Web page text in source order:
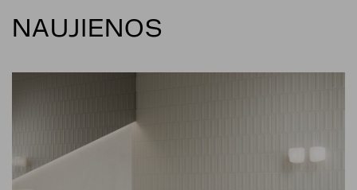
NAUJIENOS